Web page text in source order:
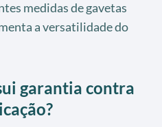
medidas de gavetas
a versatilidade do
garantia contra